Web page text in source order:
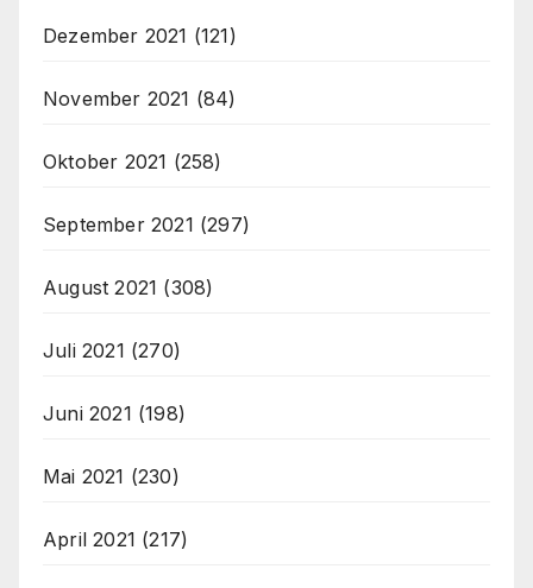
Dezember 2021 (121)
November 2021 (84)
Oktober 2021 (258)
September 2021 (297)
August 2021 (308)
Juli 2021 (270)
Juni 2021 (198)
Mai 2021 (230)
April 2021 (217)